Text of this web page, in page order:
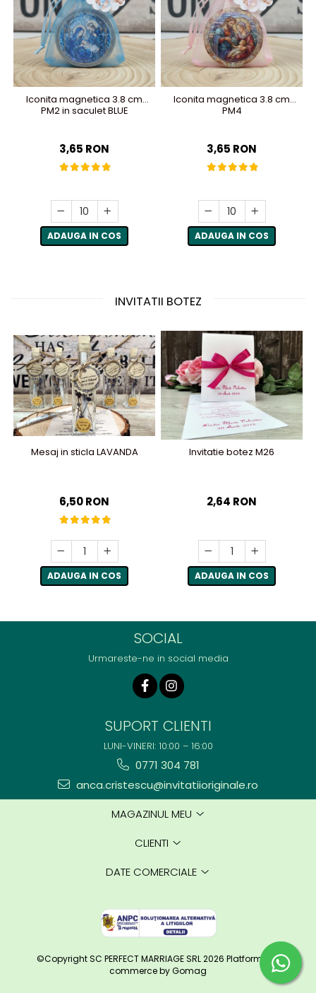
Iconita magnetica 3.8 cm
PM2 in saculet BLUE
3,65 RON
ADAUGA IN COS
Iconita magnetica 3.8 cm
PM4
3,65 RON
ADAUGA IN COS
INVITATII BOTEZ
Mesaj in sticla LAVANDA
6,50 RON
ADAUGA IN COS
Invitatie botez M26
2,64 RON
ADAUGA IN COS
SOCIAL
Urmareste-ne in social media
SUPORT CLIENTI
LUNI-VINERI: 10:00 – 16:00
0771 304 781
anca.cristescu@invitatiioriginale.ro
MAGAZINUL MEU
CLIENTI
DATE COMERCIALE
©Copyright SC PERFECT MARRIAGE SRL 2026 Platforma E-
commerce by Gomag